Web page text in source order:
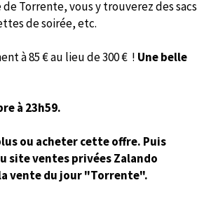
Torrente, vous y trouverez des sacs
de soirée, etc.
à 85 € au lieu de 300 € ! Une belle
à 23h59.
ou acheter cette offre. Puis
ventes privées Zalando
vente du jour "Torrente".